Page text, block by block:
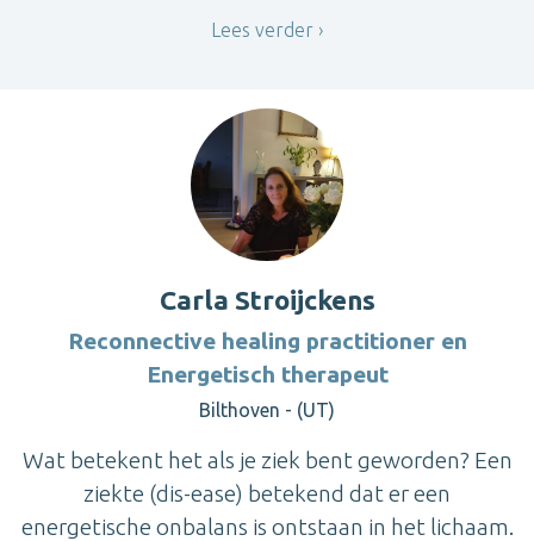
Lees verder
Carla Stroijckens
Reconnective healing practitioner en
Energetisch therapeut
Bilthoven - (UT)
Wat betekent het als je ziek bent geworden? Een
ziekte (dis-ease) betekend dat er een
energetische onbalans is ontstaan in het lichaam.